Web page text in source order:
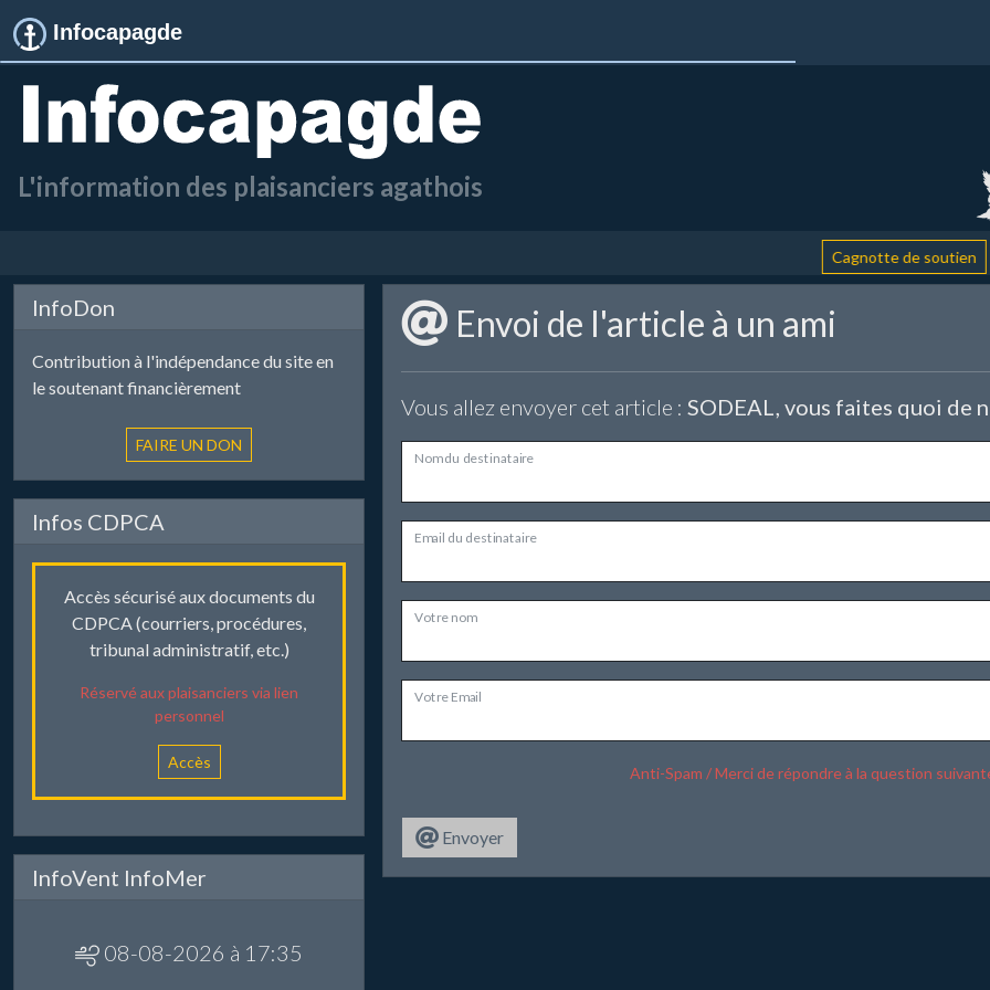
Infocapagde
L'information des plaisanciers agathois
Cagnotte de soutien :
InfoDon
Contribution à l'indépendance du site en
le soutenant financièrement
Infos CDPCA
Accès sécurisé aux documents du
CDPCA (courriers, procédures,
tribunal administratif, etc.)
Réservé aux plaisanciers via lien
personnel
Accès
InfoVent InfoMer
08-08-2026 à 17:35
Envoi de l'article à un ami
Vous allez envoyer cet article : SODEAL, vous faites quoi de
Nom du destinataire
Email du destinataire
Votre nom
Votre Email
Anti-Spam / Merci de répondre à la question
Envoyer